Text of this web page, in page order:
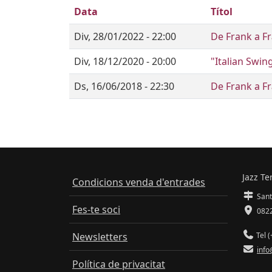
Data Títol
Div, 28/01/2022 - 22:00
De Frank a
Div, 18/12/2020 - 20:00
"Italian
Ds, 16/06/2018 - 22:30
De Frank a
Condicions venda d'entrades
Fes-te soci
Newsletters
Política de privacitat
Jazz
Tel